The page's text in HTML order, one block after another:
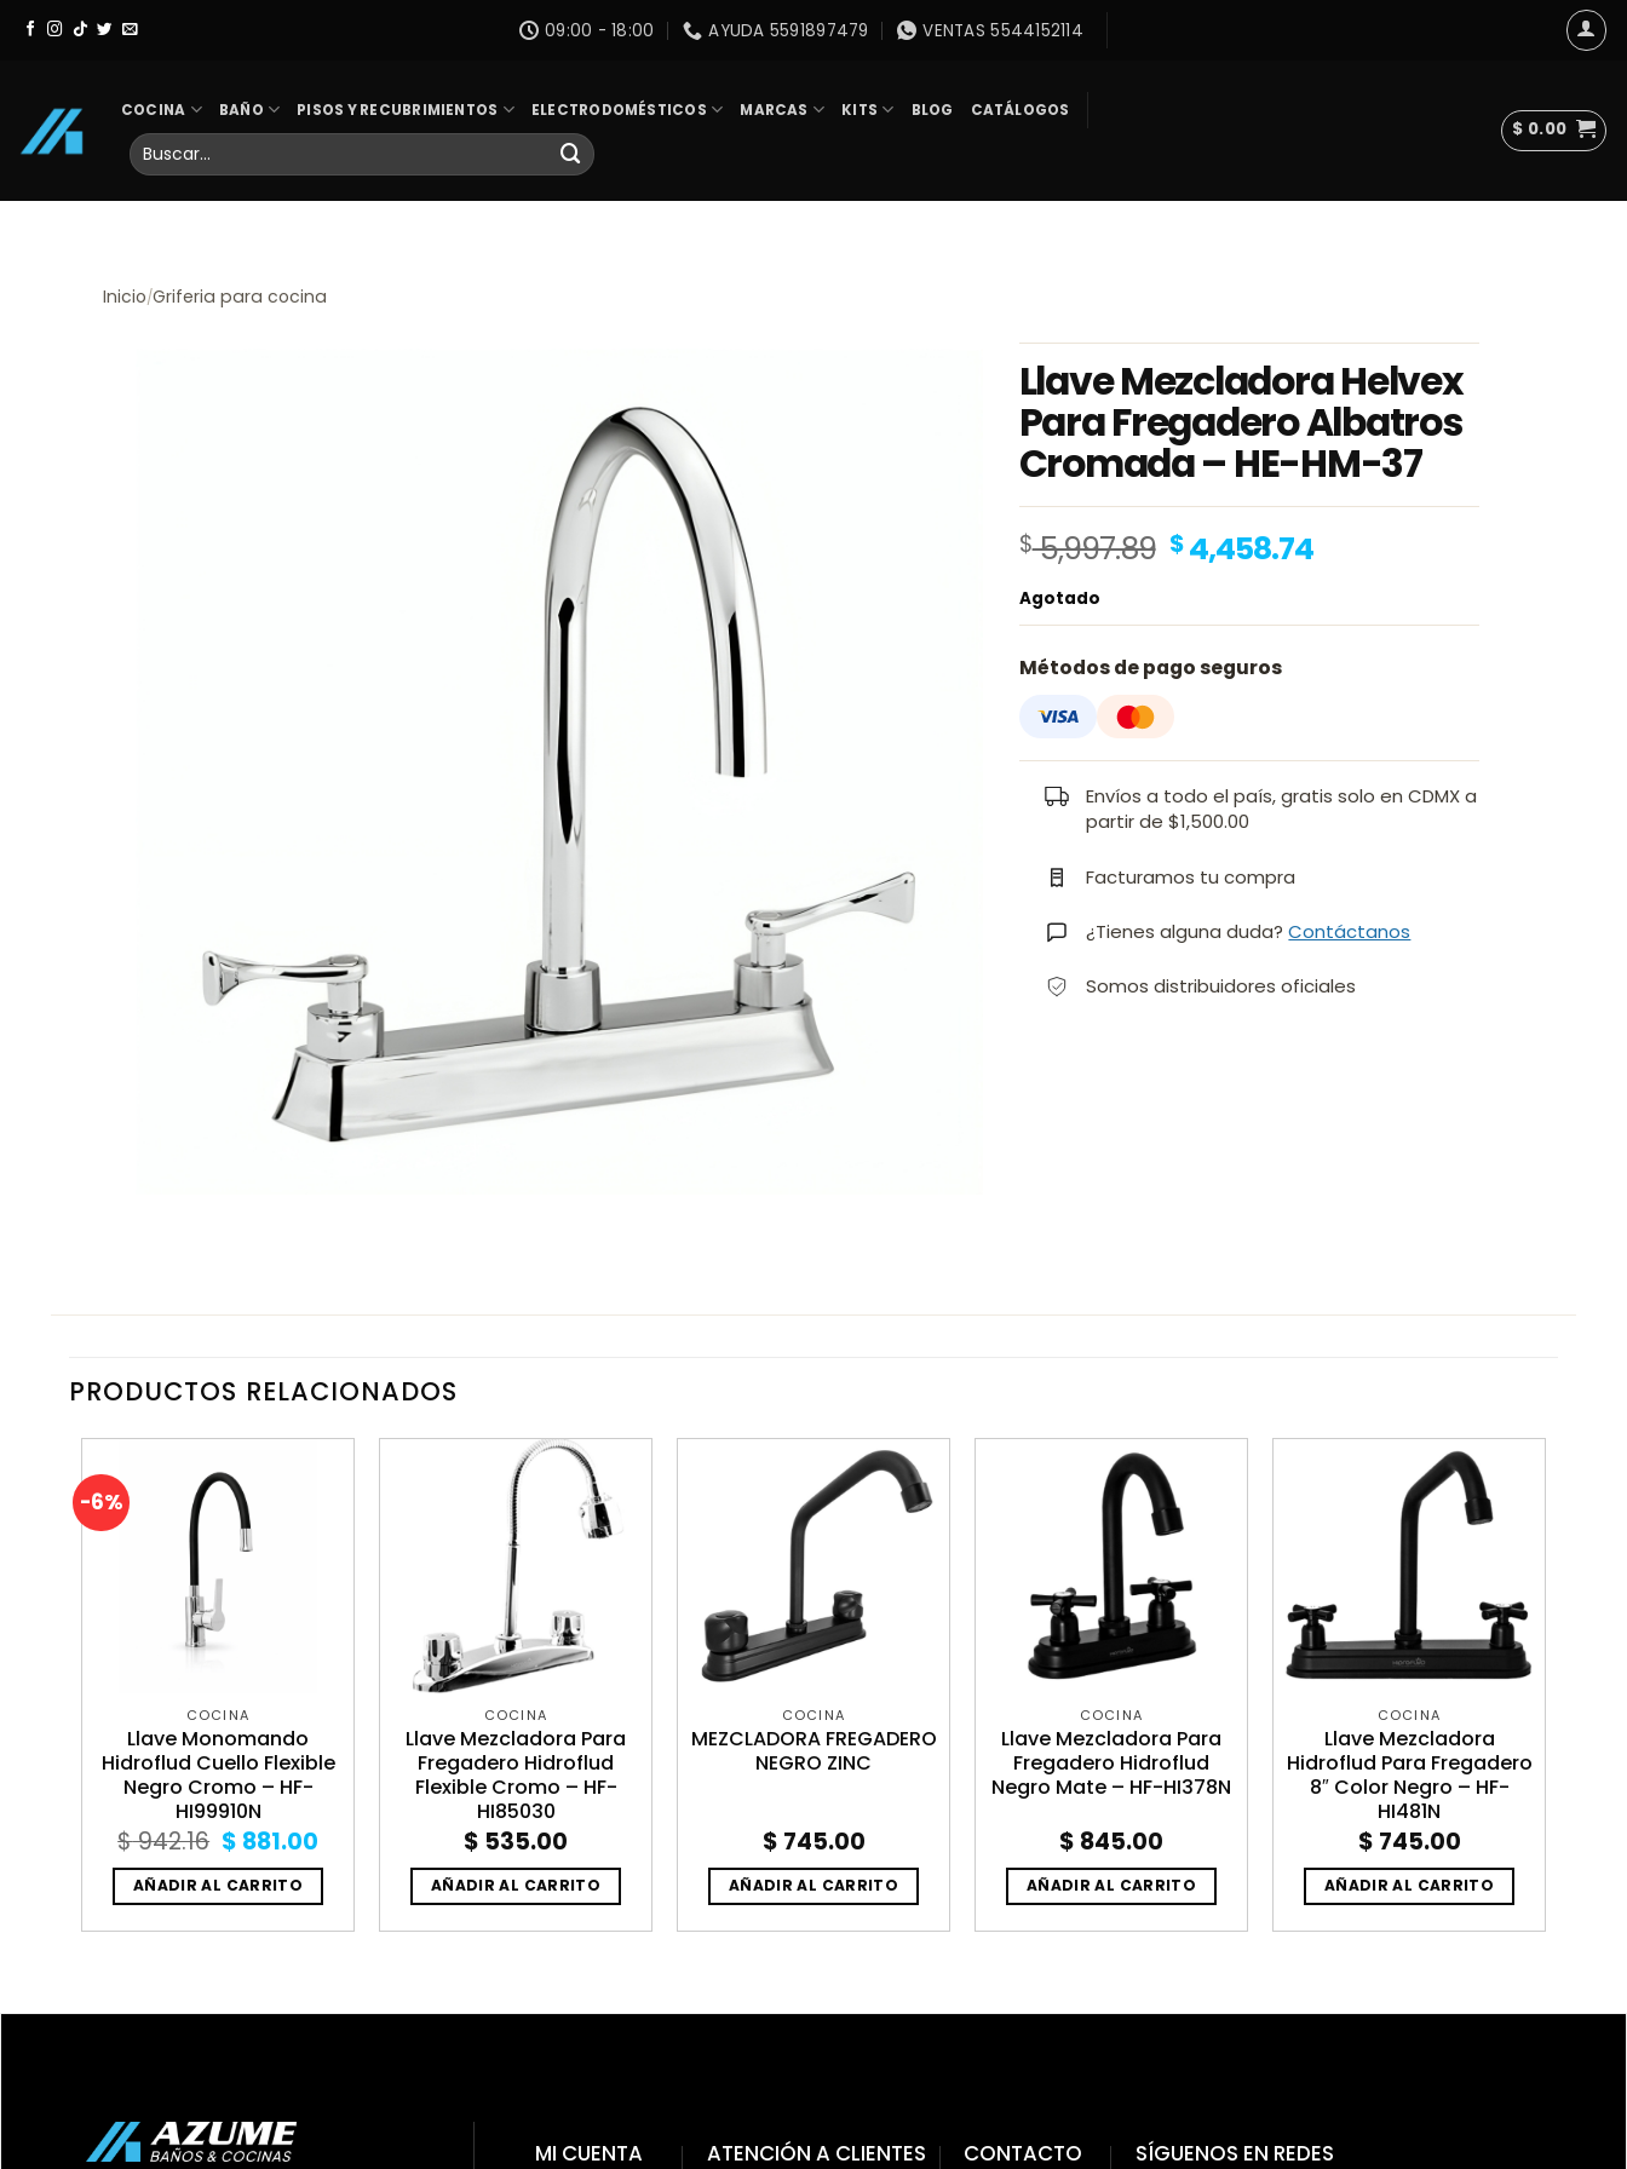
Skip
09:00 - 18:00 AYUDA 5591897479 VENTAS 5544152114
COCINA BAÑO PISOS Y RECUBRIMIENTOS ELECTRODOMÉSTICOS MARCAS KITS BLOG CATÁLOGOS
Buscar
por:
$ 0.00
Inicio/Griferia para cocina
Llave Mezcladora Helvex
Para Fregadero Albatros
Cromada – HE-HM-37
$5,997.89 Original
$ 5,997.89.
$4,458.74Current
$ 4,458.74.
Agotado
Métodos de pago seguros
Envíos a todo el país, gratis solo en CDMX a
partir de $1,500.00
Facturamos tu compra
¿Tienes alguna duda?Contáctanos
Somos distribuidores oficiales
PRODUCTOS RELACIONADOS
-6%
COCINA
Llave Monomando
Hidroflud Cuello Flexible
Negro Cromo – HF-
HI99910N
$942.16 Original
price
was:
$ 942.16.
$ 881.00Current
price
$ 881.00.
AÑADIR AL CARRITO
COCINA
Llave Mezcladora Para
Fregadero Hidroflud
Flexible Cromo – HF-
HI85030
$ 535.00
AÑADIR AL CARRITO
COCINA
MEZCLADORA FREGADERO
NEGRO ZINC
$ 745.00
AÑADIR AL CARRITO
COCINA
Llave Mezcladora Para
Fregadero Hidroflud
Negro Mate – HF-HI378N
$ 845.00
AÑADIR AL CARRITO
COCINA
Llave Mezcladora
Hidroflud Para Fregadero
8″ Color Negro – HF-
HI481N
$ 745.00
AÑADIR AL CARRITO
Current
$ 2,216.28.
MI CUENTA ATENCIÓN A CLIENTES CONTACTO SÍGUENOS EN REDES